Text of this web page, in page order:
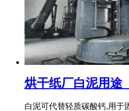
烘干纸厂白泥用途
白泥可代替轻质碳酸钙,用于